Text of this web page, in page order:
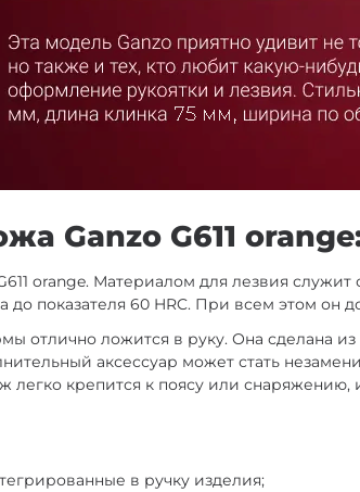
Ganzo G611
orange. Материалом для лезвия
до показателя 60 HRC. При всем этом он
отлично ложится в руку. Она сделана
аксессуар может стать
крепится к поясу или снаряжению,
в ручку изделия;